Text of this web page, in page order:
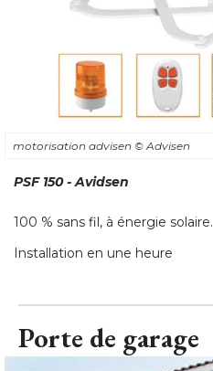
motorisation advisen © Advisen
PSF 150 - Avidsen
100 % sans fil, à énergie solaire.
Installation en une heure
Porte de garage